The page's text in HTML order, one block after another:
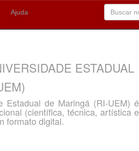
Ajuda
ESTADUAL
Estadual de Maringá (RI-UEM) é
(científica, técnica, artística e
formato digital.